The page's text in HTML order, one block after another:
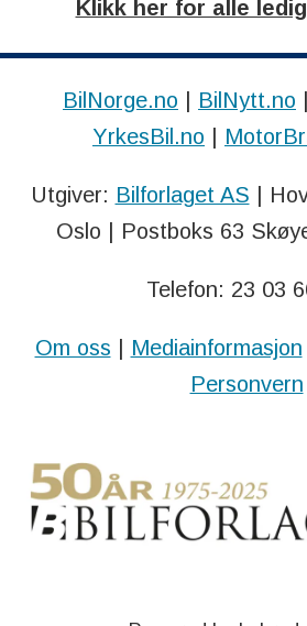
Klikk her for alle
BilNorge.no BilNytt.no
YrkesBil.no
Utgiver: Bilforlaget AS |
Oslo | Postboks 63
Telefon: 23 03
Om oss Mediainformasjon
Personvern